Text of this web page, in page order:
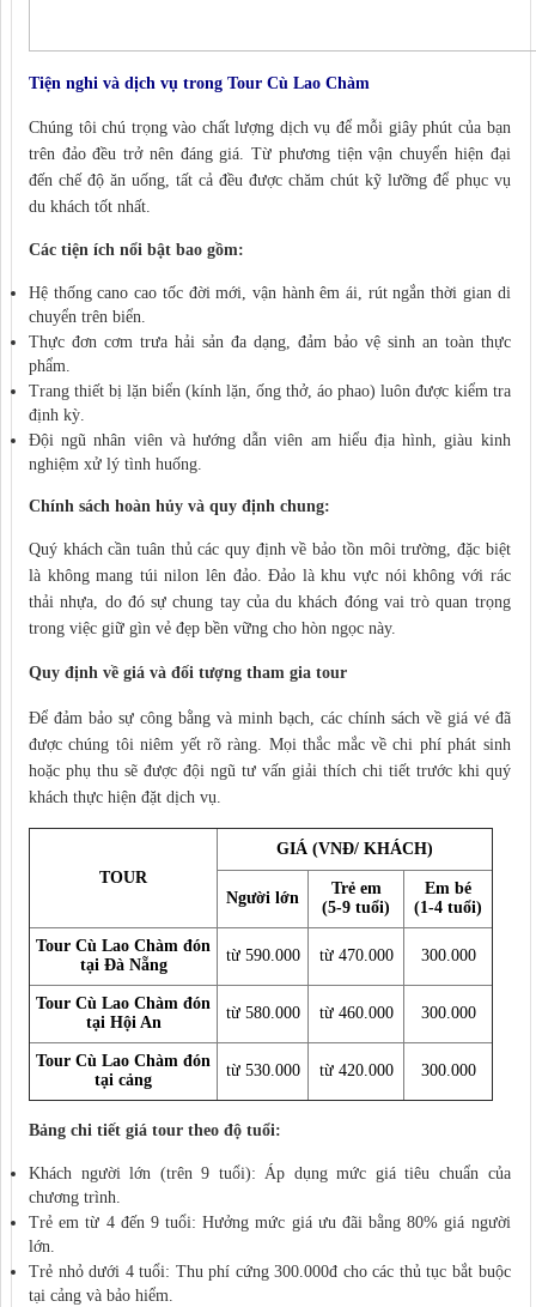
Tiện nghi và dịch vụ trong Tour Cù Lao Chàm
Chúng tôi chú trọng vào chất lượng dịch vụ để mỗi giây phút của bạn
trên đảo đều trở nên đáng giá. Từ phương tiện vận chuyển hiện đại
đến chế độ ăn uống, tất cả đều được chăm chút kỹ lưỡng để phục vụ
du khách tốt nhất.
Các tiện ích nổi bật bao gồm:
Hệ thống cano cao tốc đời mới, vận hành êm ái, rút ngắn thời gian di
chuyển trên biển.
Thực đơn cơm trưa hải sản đa dạng, đảm bảo vệ sinh an toàn thực
phẩm.
Trang thiết bị lặn biển (kính lặn, ống thở, áo phao) luôn được kiểm tra
định kỳ.
Đội ngũ nhân viên và hướng dẫn viên am hiểu địa hình, giàu kinh
nghiệm xử lý tình huống.
Chính sách hoàn hủy và quy định chung:
Quý khách cần tuân thủ các quy định về bảo tồn môi trường, đặc biệt
là không mang túi nilon lên đảo. Đảo là khu vực nói không với rác
thải nhựa, do đó sự chung tay của du khách đóng vai trò quan trọng
trong việc giữ gìn vẻ đẹp bền vững cho hòn ngọc này.
Quy định về giá và đối tượng tham gia tour
Để đảm bảo sự công bằng và minh bạch, các chính sách về giá vé đã
được chúng tôi niêm yết rõ ràng. Mọi thắc mắc về chi phí phát sinh
hoặc phụ thu sẽ được đội ngũ tư vấn giải thích chi tiết trước khi quý
khách thực hiện đặt dịch vụ.
TOUR
GIÁ (VNĐ/ KHÁCH)
Người lớn
Trẻ em
(5-9 tuổi)
Em bé
(1-4 tuổi)
Tour Cù Lao Chàm đón
tại Đà Nẵng
từ 590.000 từ 470.000 300.000
Tour Cù Lao Chàm đón
tại Hội An
từ 580.000 từ 460.000 300.000
Tour Cù Lao Chàm đón
tại cảng
từ 530.000 từ 420.000 300.000
Bảng chi tiết giá tour theo độ tuổi:
Khách người lớn (trên 9 tuổi): Áp dụng mức giá tiêu chuẩn của
chương trình.
Trẻ em từ 4 đến 9 tuổi: Hưởng mức giá ưu đãi bằng 80% giá người
lớn.
Trẻ nhỏ dưới 4 tuổi: Thu phí cứng 300.000đ cho các thủ tục bắt buộc
tại cảng và bảo hiểm.